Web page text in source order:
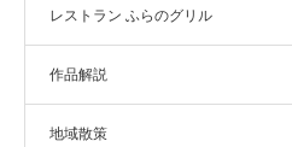
レストラン ふらのグリル
作品解説
地域散策